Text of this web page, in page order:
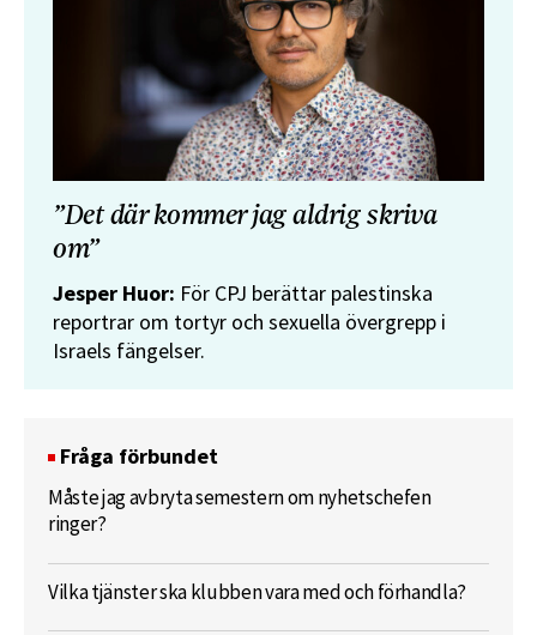
”Det där kommer jag aldrig skriva
om”
Jesper Huor: För CPJ berättar palestinska
reportrar om tortyr och sexuella övergrepp i
Israels fängelser.
Fråga förbundet
Måste jag avbryta semestern om nyhetschefen
ringer?
Vilka tjänster ska klubben vara med och förhandla?